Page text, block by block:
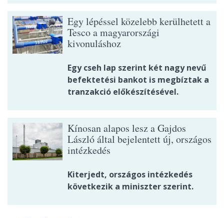
Egy lépéssel közelebb kerülhetett a
Tesco a magyarországi
kivonuláshoz
Egy cseh lap szerint két nagy nevű
befektetési bankot is megbíztak a
tranzakció előkészítésével.
Kínosan alapos lesz a Gajdos
László által bejelentett új, országos
intézkedés
Kiterjedt, országos intézkedés
következik a miniszter szerint.